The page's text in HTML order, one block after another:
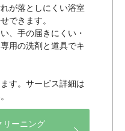
が落としにくい浴室
できます。
、手の届きにくい・
用の洗剤と道具でキ
す。サービス詳細は
リーニング